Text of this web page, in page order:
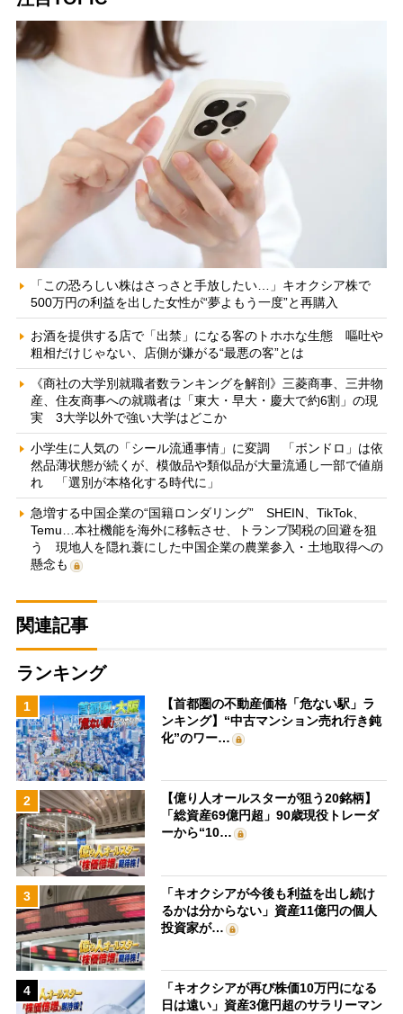
「この恐ろしい株はさっさと手放したい…」キオクシア株で
500万円の利益を出した女性が“夢よもう一度”と再購入
お酒を提供する店で「出禁」になる客のトホホな生態 嘔吐や
粗相だけじゃない、店側が嫌がる“最悪の客”とは
《商社の大学別就職者数ランキングを解剖》三菱商事、三井物
産、住友商事への就職者は「東大・早大・慶大で約6割」の現
実 3大学以外で強い大学はどこか
小学生に人気の「シール流通事情」に変調 「ボンドロ」は依
然品薄状態が続くが、模倣品や類似品が大量流通し一部で値崩
れ 「選別が本格化する時代に」
急増する中国企業の“国籍ロンダリング” SHEIN、TikTok、
Temu…本社機能を海外に移転させ、トランプ関税の回避を狙
う 現地人を隠れ蓑にした中国企業の農業参入・土地取得への
懸念も
関連記事
ランキング
1
【首都圏の不動産価格「危ない駅」ラ
ンキング】“中古マンション売れ行き鈍
化”のワー…
2
【億り人オールスターが狙う20銘柄】
「総資産69億円超」90歳現役トレーダ
ーから“10…
3
「キオクシアが今後も利益を出し続け
るかは分からない」資産11億円の個人
投資家が…
4
「キオクシアが再び株価10万円になる
日は遠い」資産3億円超のサラリーマン